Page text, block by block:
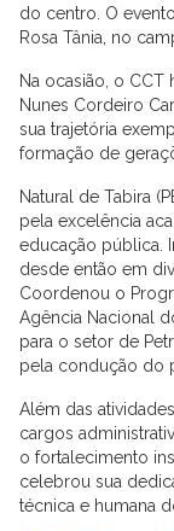
do centro. O
Rosa Tânia, no
Na ocasião, o CCT
Nunes Cordeiro
sua trajetória
formação de
Natural de Tabira
pela excelência
educação pública.
desde então em
Coordenou o
Agência Nacional
para o setor de
pela condução do
Além das
cargos
o fortalecimento
celebrou sua
técnica e humana